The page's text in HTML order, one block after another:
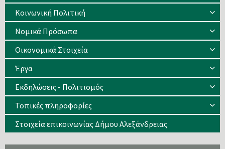
Κοινωνική Πολιτική
Νομικά Πρόσωπα
Οικονομικά Στοιχεία
Έργα
Εκδηλώσεις - Πολιτισμός
Τοπικές πληροφορίες
Στοιχεία επικοινωνίας Δήμου Αλεξάνδρειας